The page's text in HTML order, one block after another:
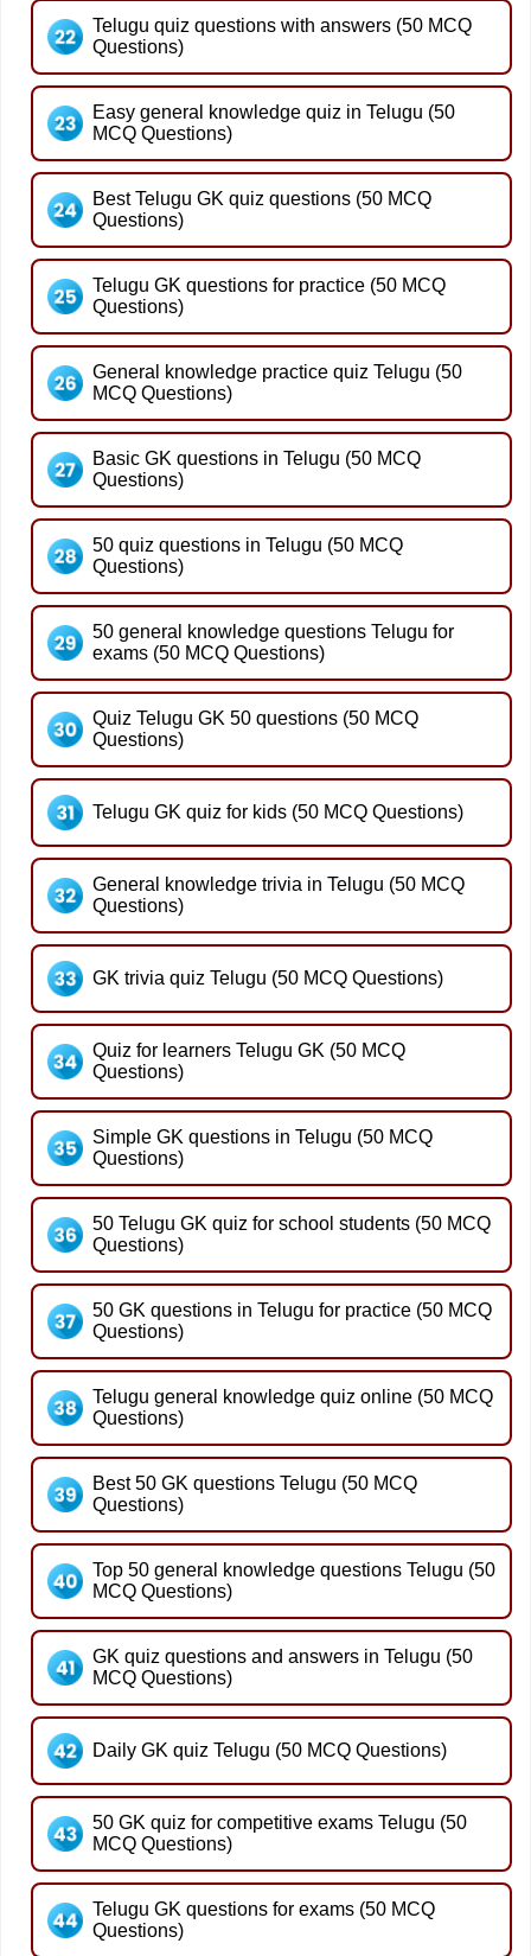
Telugu quiz questions with answers (50 MCQ
Questions)
Easy general knowledge quiz in Telugu (50
MCQ Questions)
Best Telugu GK quiz questions (50 MCQ
Questions)
Telugu GK questions for practice (50 MCQ
Questions)
General knowledge practice quiz Telugu (50
MCQ Questions)
Basic GK questions in Telugu (50 MCQ
Questions)
50 quiz questions in Telugu (50 MCQ
Questions)
50 general knowledge questions Telugu for
exams (50 MCQ Questions)
Quiz Telugu GK 50 questions (50 MCQ
Questions)
Telugu GK quiz for kids (50 MCQ Questions)
General knowledge trivia in Telugu (50 MCQ
Questions)
GK trivia quiz Telugu (50 MCQ Questions)
Quiz for learners Telugu GK (50 MCQ
Questions)
Simple GK questions in Telugu (50 MCQ
Questions)
50 Telugu GK quiz for school students (50 MCQ
Questions)
50 GK questions in Telugu for practice (50 MCQ
Questions)
Telugu general knowledge quiz online (50 MCQ
Questions)
Best 50 GK questions Telugu (50 MCQ
Questions)
Top 50 general knowledge questions Telugu (50
MCQ Questions)
GK quiz questions and answers in Telugu (50
MCQ Questions)
Daily GK quiz Telugu (50 MCQ Questions)
50 GK quiz for competitive exams Telugu (50
MCQ Questions)
Telugu GK questions for exams (50 MCQ
Questions)